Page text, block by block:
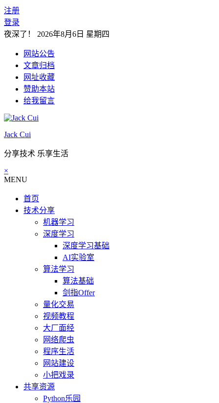
注册
登录
夜深了！ 2026年8月6日 星期四
网站公告
文章归档
网址收藏
赞助本站
给我留言
Jack Cui
分享技术 乐享生活
×
MENU
首页
技术分享
机器学习
深度学习
深度学习基础
AI实验室
算法学习
算法基础
剑指Offer
量化交易
视频教程
大厂面经
网络爬虫
程序生活
网站建设
小把戏录
共享资源
Python乐园